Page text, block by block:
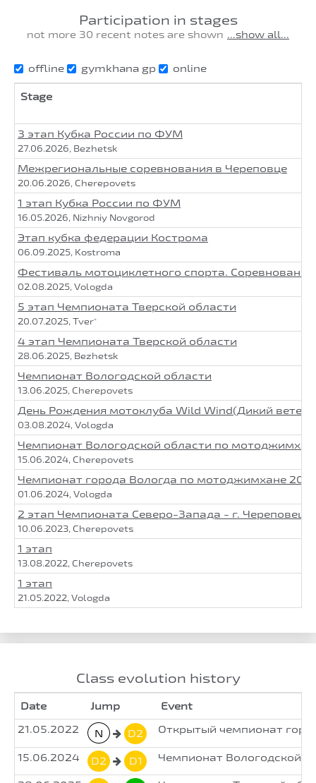
Participation in stages
not more 30 recent notes are shown ...show all...
offline gymkhana gp online
Stage
3 этап Кубка России по ФУМ
27.06.2026, Bezhetsk
Межрегиональные соревнования в Череповце
20.06.2026, Cherepovets
1 этап Кубка России по ФУМ
16.05.2026, Nizhniy Novgorod
Этап кубка федерации Кострома
06.09.2025, Kostroma
Фестиваль мотоциклетного спорта.
02.08.2025, Vologda
5 этап Чемпионата Тверской области
20.07.2025, Tver`
4 этап Чемпионата Тверской области
28.06.2025, Bezhetsk
Чемпионат Вологодской области
13.06.2025, Cherepovets
День Рождения мотоклуба Wild Wind(Дикий ветер)
03.08.2024, Vologda
Чемпионат Вологодской области по
15.06.2024, Cherepovets
Чемпионат города Вологда по мотоджимхане
01.06.2024, Vologda
2 этап Чемпионата Северо-Запада - г. Череповец
10.06.2023, Cherepovets
1 этап
13.08.2022, Cherepovets
1 этап
21.05.2022, Vologda
Class evolution history
Date Jump
Event
21.05.2022
N D2 Открытый чемпионат
15.06.2024 D2 D1 Чемпионат Вологодской